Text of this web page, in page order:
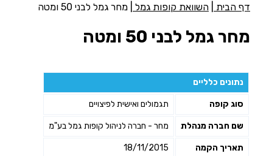
דף הבית השוואת קופות גמל מחר גמל לבני 50 ומטה
מחר גמל לבני 50 ומטה
נתונים כלליים
סוג קופה תגמולים ואישית לפיצויים
שם חברה מנהלת מחר - חברה לניהול קופות גמל בע"מ
תאריך הקמה 18/11/2015